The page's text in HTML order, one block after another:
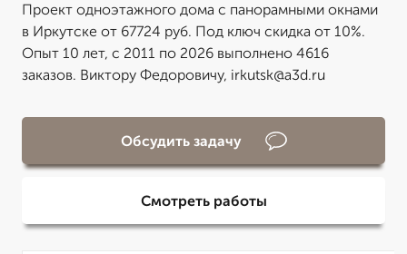
Проект одноэтажного дома с панорамными окнами
в Иркутске от 67724 руб. Под ключ скидка от 10%.
Опыт 10 лет, с 2011 по 2026 выполнено 4616
заказов. Виктору Федоровичу, irkutsk@a3d.ru
Обсудить задачу
Смотреть работы